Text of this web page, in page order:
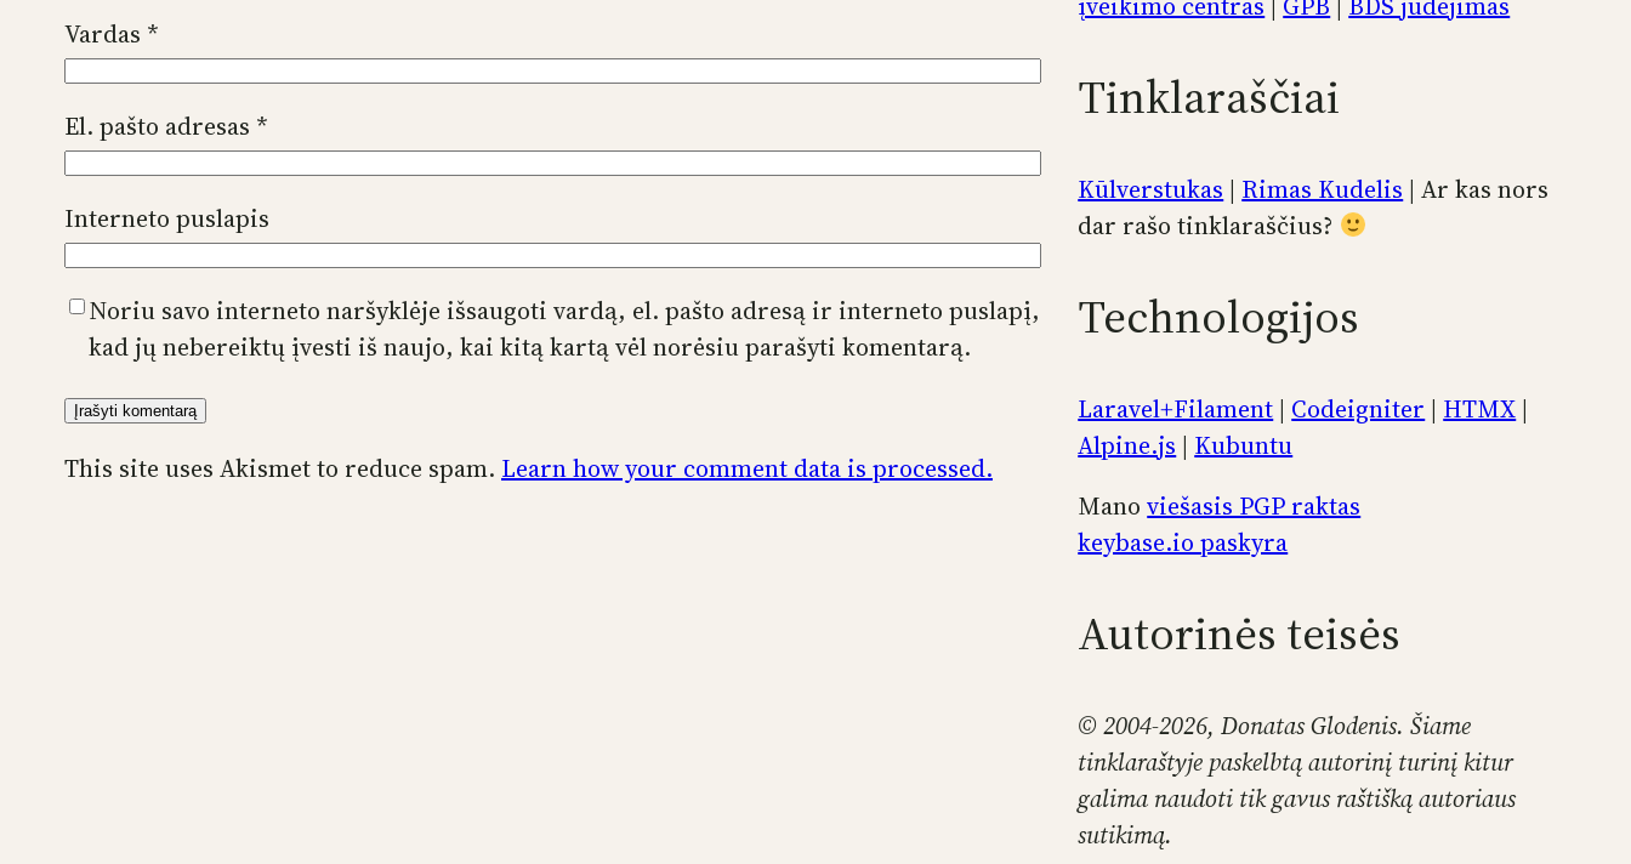
Vardas *
El. pašto adresas *
Interneto puslapis
Noriu savo interneto naršyklėje išsaugoti vardą, el. pašto adresą ir interneto puslapį,
kad jų nebereiktų įvesti iš naujo, kai kitą kartą vėl norėsiu parašyti komentarą.
This site uses Akismet to reduce spam. Learn how your comment data is processed.
Tinklaraščiai
Kūlverstukas | Rimas Kudelis | Ar kas nors
dar rašo tinklaraščius?
Technologijos
Laravel+Filament | Codeigniter | HTMX |
Alpine.js | Kubuntu
Manoviešasis PGP raktas
keybase.io paskyra
Autorinės teisės
© 2004-2026, Donatas Glodenis. Šiame
tinklaraštyje paskelbtą autorinį turinį kitur
galima naudoti tik gavus raštišką autoriaus
sutikimą.